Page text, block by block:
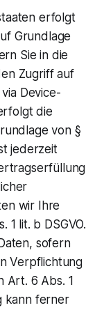
erfolgt
Grundlage
Sie in die
Zugriff auf
Device-
die
von §
jederzeit
wir Ihre
1 lit. b DSGVO.
sofern
Verpflichtung
Art. 6 Abs. 1
kann ferner